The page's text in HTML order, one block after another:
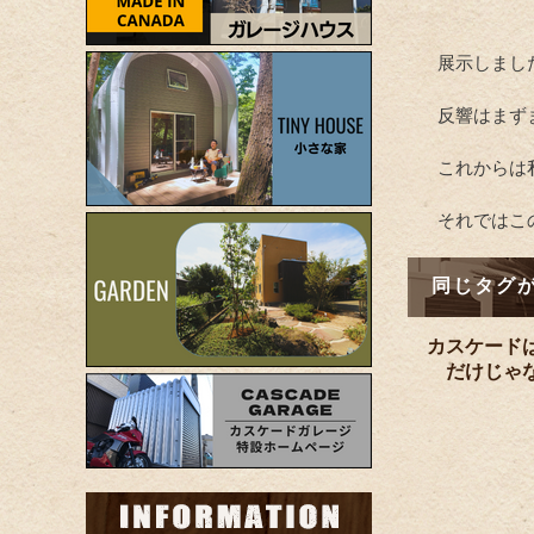
展示しま
反響はまず
これから
それではこ
同じタグ
カスケード
だけじゃ